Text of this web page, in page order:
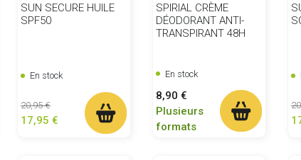
SUN SECURE HUILE
SPF50
En stock
Prix de base
20,95 €Prix
17,95 €
SPIRIAL CRÈME
DÉODORANT ANTI-
TRANSPIRANT 48H
En stock
Prix
8,90 €
Plusieurs
formats